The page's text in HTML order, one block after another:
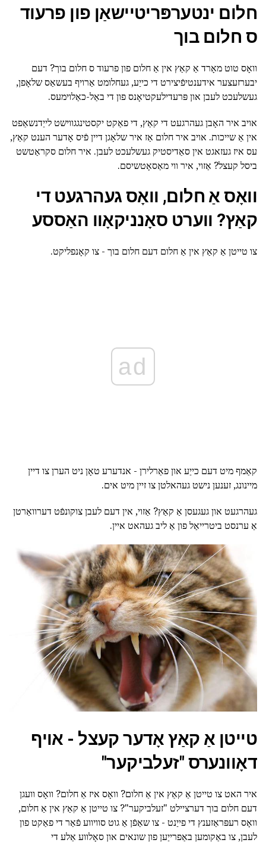
חלום ינטערפּריטיישאַן פון פרעוד
ס חלום בוך
וואָס טוט מאָרד אַ קאַץ אין אַ חלום פון פרעוד ס חלום בוך? דעם
יבערזעצער אידענטיפֿיצירט די כייַע, געחלומט אַרויף בעשאַס שלאָפן,
געשלעכט לעבן און פּרעדילעקטיאָנס פון די באַל-כאַלוימעס.
אויב איר האָבן געהרגעט די קאַץ, די פאַקט יקסטינגגווישט לייַדנשאַפט
אין אַ שייכות. אויב איר חלום אַז איר שלאָגן דיין פֿיס אָדער הענט קאַץ,
עס איז געזאגט אין סאַדיסטיק געשלעכט לעבן. איר חלום סקראַטשט
ביסל קעצל? אַזוי, איר ווי מאַסאָטשיסם.
וואָס אַ חלום, וואָס געהרגעט די
קאַץ? ווערט סאָנניקאָוו האַססע
צו טייטן אַ קאַץ אין אַ חלום דעם חלום בוך - צו קאָנפליקט.
ad
קאַמף מיט דעם כייַע און פאַרלירן - אנדערע טאָן ניט הערן צו דיין
מיינונג, זענען נישט געהאלטן צו זיין מיט אים.
געהרגעט און געגעסן אַ קאַץ? אַזוי, אין דעם לעבן צוקונפֿט דערוואַרטן
אַ ערנסט ביטרייאַל פון אַ ליב געהאט איין.
טייטן אַ קאַץ אָדער קעצל - אויף
דאָוונערס "זעלביקער"
איר האט צו טייטן אַ קאַץ אין אַ חלום? וואָס איז אַ חלום? וואָס וועגן
דעם חלום בוך דערציילט "זעלביקער"? צו טייטן אַ קאַץ אין אַ חלום,
וואָס רעפּראַזענץ די פייַנט - צו שאַפֿן אַ גוט סוויווע פֿאַר די פאַקט פון
לעבן, צו באַקומען באַפרייַען פון שונאים און סאָלווע אַלע די